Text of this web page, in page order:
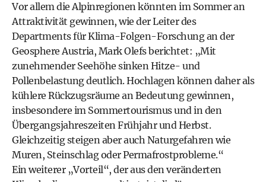
Vor allem die Alpinregionen könnten im Sommer an
Attraktivität gewinnen, wie der Leiter des
Departments für Klima-Folgen-Forschung an der
Geosphere Austria, Mark Olefs berichtet: „Mit
zunehmender Seehöhe sinken Hitze- und
Pollenbelastung deutlich. Hochlagen können daher als
kühlere Rückzugsräume an Bedeutung gewinnen,
insbesondere im Sommertourismus und in den
Übergangsjahreszeiten Frühjahr und Herbst.
Gleichzeitig steigen aber auch Naturgefahren wie
Muren, Steinschlag oder Permafrostprobleme.“
Ein weiterer „Vorteil“, der aus den veränderten